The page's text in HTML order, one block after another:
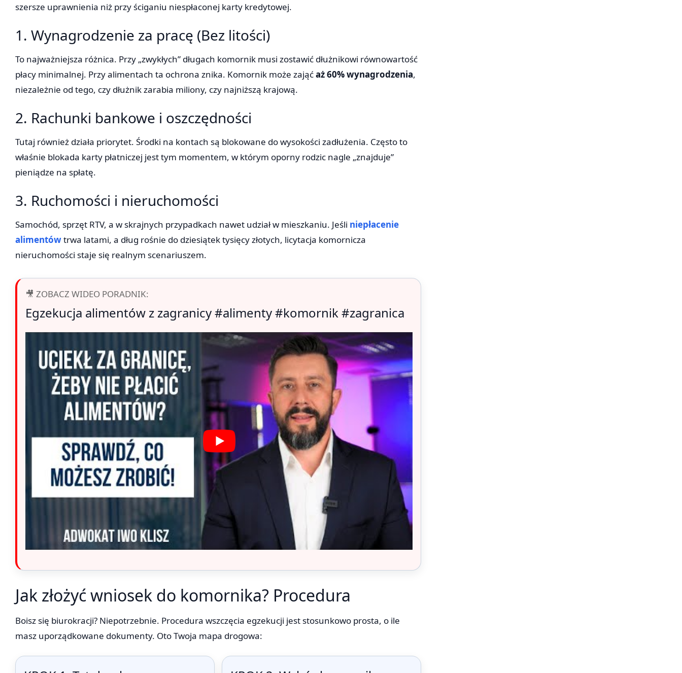
szersze uprawnienia niż przy ściganiu niespłaconej karty kredytowej.
1. Wynagrodzenie za pracę (Bez litości)
To najważniejsza różnica. Przy „zwykłych” długach komornik musi zostawić dłużnikowi równowartość
płacy minimalnej. Przy alimentach ta ochrona znika. Komornik może zająćaż 60% wynagrodzenia,
niezależnie od tego, czy dłużnik zarabia miliony, czy najniższą krajową.
2. Rachunki bankowe i oszczędności
Tutaj również działa priorytet. Środki na kontach są blokowane do wysokości zadłużenia. Często to
właśnie blokada karty płatniczej jest tym momentem, w którym oporny rodzic nagle „znajduje”
pieniądze na spłatę.
3. Ruchomości i nieruchomości
Samochód, sprzęt RTV, a w skrajnych przypadkach nawet udział w mieszkaniu. Jeśli niepłacenie
alimentówtrwa latami, a dług rośnie do dziesiątek tysięcy złotych, licytacja komornicza
nieruchomości staje się realnym scenariuszem.
🎥 ZOBACZ WIDEO PORADNIK:
Egzekucja alimentów z zagranicy #alimenty #komornik #zagranica
Jak złożyć wniosek do komornika? Procedura
Boisz się biurokracji? Niepotrzebnie. Procedura wszczęcia egzekucji jest stosunkowo prosta, o ile
masz uporządkowane dokumenty. Oto Twoja mapa drogowa: